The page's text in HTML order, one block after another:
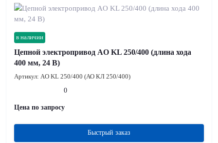
в наличии
Цепной электропривод AO KL 250/400 (длина хода
400 мм, 24 В)
Артикул: AO KL 250/400 (АО КЛ 250/400)
0
Цена по запросу
Быстрый заказ